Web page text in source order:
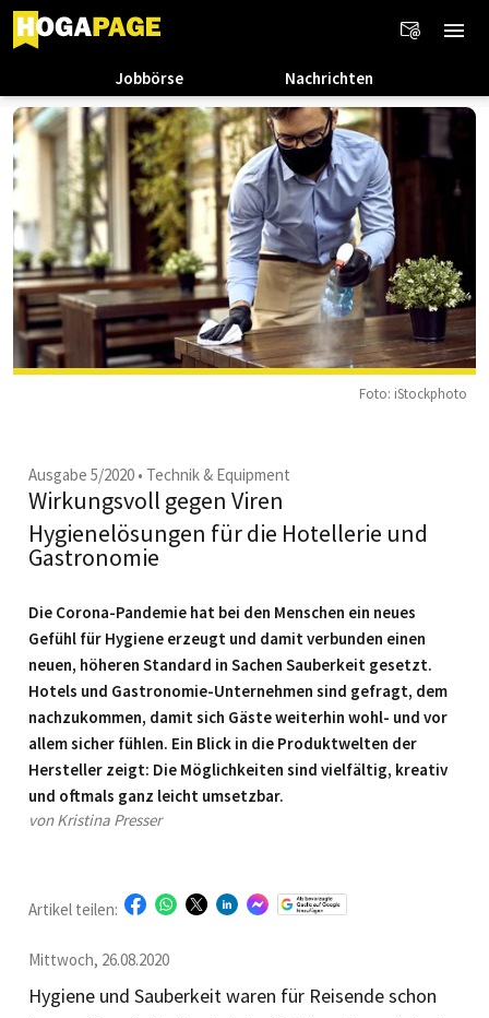
Jobbörse Nachrichten
Foto: iStockphoto
Ausgabe 5/2020 • Technik & Equipment
Wirkungsvoll gegen Viren
Hygienelösungen für die Hotellerie und
Gastronomie
Die Corona-Pandemie hat bei den Menschen ein neues
Gefühl für Hygiene erzeugt und damit verbunden einen
neuen, höheren Standard in Sachen Sauberkeit gesetzt.
Hotels und Gastronomie-Unternehmen sind gefragt, dem
nachzukommen, damit sich Gäste weiterhin wohl- und vor
allem sicher fühlen. Ein Blick in die Produktwelten der
Hersteller zeigt: Die Möglichkeiten sind vielfältig, kreativ
und oftmals ganz leicht umsetzbar.
von Kristina Presser
Mittwoch, 26.08.2020
Artikel teilen:
Hygiene und Sauberkeit waren für Reisende schon